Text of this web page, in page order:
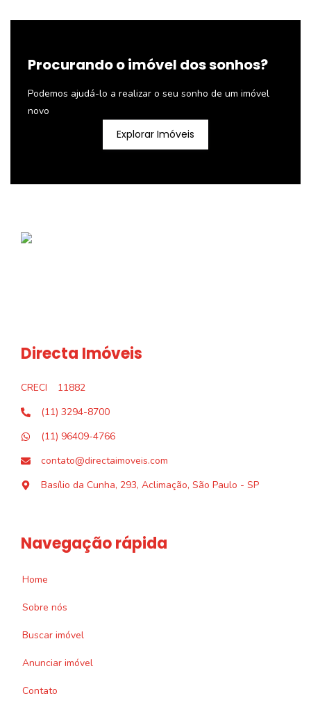
Procurando o imóvel dos sonhos?
Podemos ajudá-lo a realizar o seu sonho de um imóvel
novo
Explorar Imóveis
Directa Imóveis
CRECI
11882
(11) 3294-8700
(11) 96409-4766
contato@directaimoveis.com
Basílio da Cunha, 293, Aclimação, São Paulo - SP
Navegação rápida
Home
Sobre nós
Buscar imóvel
Anunciar imóvel
Contato